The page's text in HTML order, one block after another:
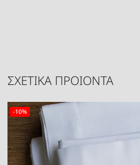
ΣΧΕΤΙΚΑ ΠΡΟΙΟΝΤΑ
-10%